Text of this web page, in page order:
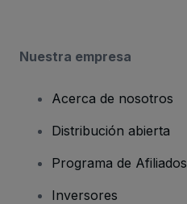
Nuestra empresa
Acerca de nosotros
Distribución abierta
Programa de Afiliados
Inversores